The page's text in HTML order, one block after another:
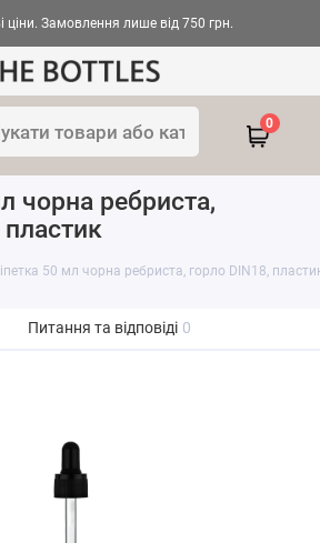
ціни. Замовлення лише від 750 грн.
0
чорна ребриста,
50 мл чорна ребриста, горло DIN18,
Питання та відповіді 0